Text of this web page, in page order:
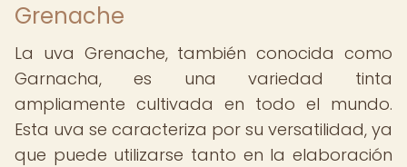
Grenache
La uva Grenache, también conocida como
Garnacha, es una variedad tinta
ampliamente cultivada en todo el mundo.
Esta uva se caracteriza por su versatilidad, ya
que puede utilizarse tanto en la elaboración